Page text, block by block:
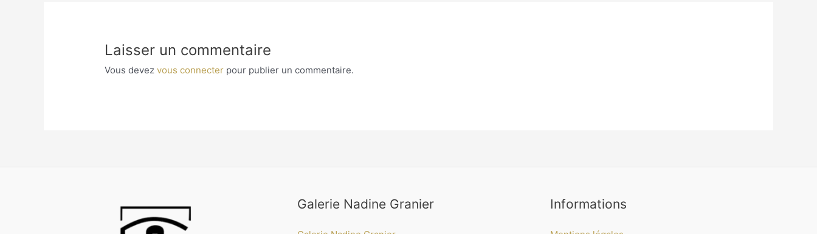
Laisser un commentaire
Vous devezvous connecter pour publier un commentaire.
Galerie Nadine Granier Informations